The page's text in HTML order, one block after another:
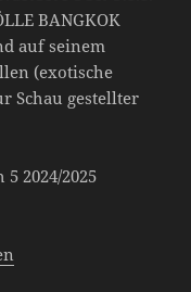
BANGKOK
auf seinem
(exotische
Schau gestellter
2024/2025